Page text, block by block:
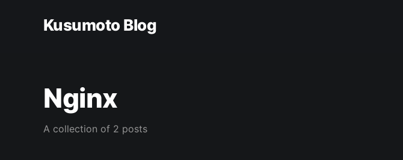
Kusumoto Blog
Nginx
A collection of 2 posts